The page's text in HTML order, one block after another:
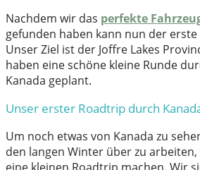
Nachdem wir das perfekte
gefunden haben kann nun der
Unser Ziel ist der Joffre Lakes
haben eine schöne kleine Runde
Kanada geplant.
Unser erster Roadtrip durch
Um noch etwas von Kanada zu
den langen Winter über zu